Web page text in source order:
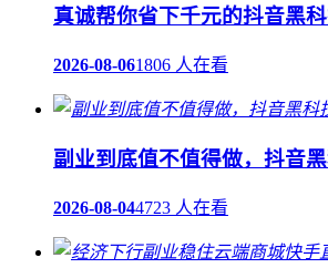
真诚帮你省下千元的抖音黑
2026-08-061806 人在看
副业到底值不值得做，抖音
2026-08-044723 人在看